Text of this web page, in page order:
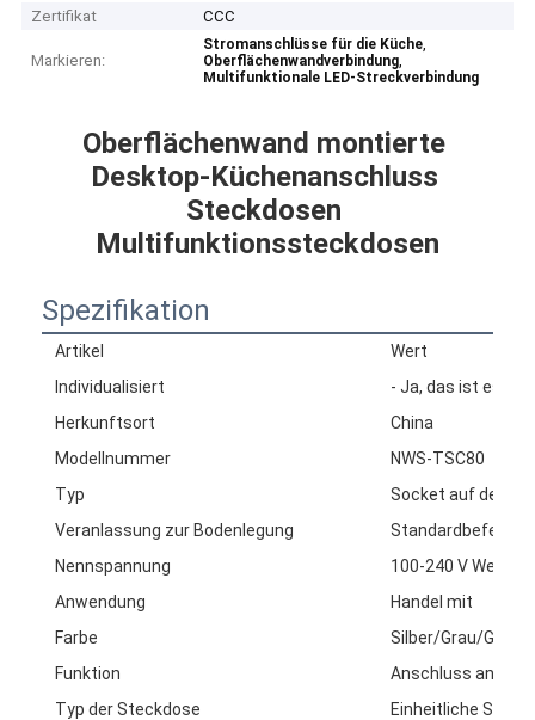
Zertifikat
CCC
Markieren:
Stromanschlüsse für die Küche,
Oberflächenwandverbindung,
Multifunktionale LED-Streckverbindung
Oberflächenwand montierte
Desktop-Küchenanschluss
Steckdosen
Multifunktionssteckdosen
Spezifikation
Artikel
Wert
Individualisiert
- Ja, das ist es.
Herkunftsort
China
Modellnummer
NWS-TSC80
Typ
Socket auf dem
Veranlassung zur Bodenlegung
Nennspannung
100-240 V
Anwendung
Handel mit
Farbe
Silber/Grau/Gold/
Funktion
Anschluss an die
Typ der Steckdose
Einheitliche